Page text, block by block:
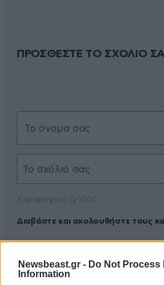
Newsbeast.gr - Do Not Process
Information
ΠΡΟΣΘΕΣΤΕ ΤΟ ΣΧΟΛΙΟ
Διαβάστε και ακολουθήστε τους